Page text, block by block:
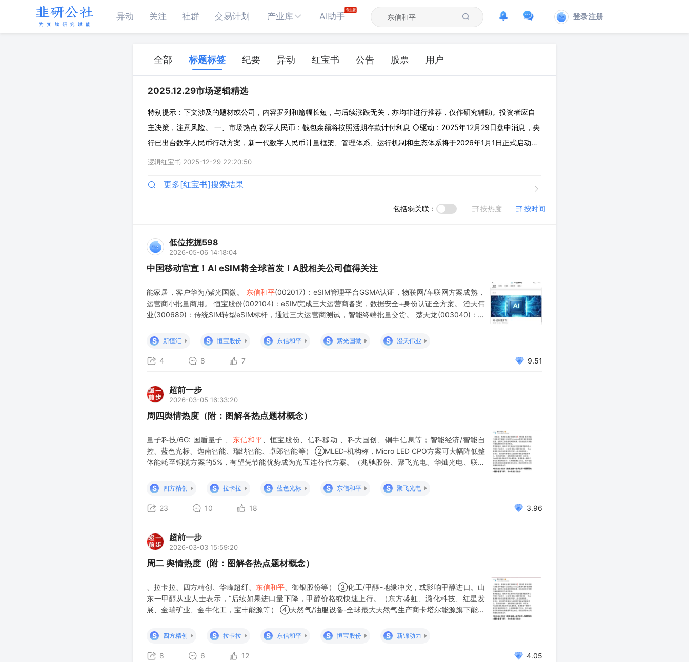
异动 关注 社群 交易计划 产业库 AI助手 登录注册
全部 标题标签 纪要 异动 红宝书 公告 股票 用户
2025.12.29市场逻辑精选
特别提示：下文涉及的题材或公司，内容罗列和篇幅长短，与后续涨跌无关，亦均非进行推荐，仅作研究辅助。投资者应自
主决策，注意风险。 一、市场热点 数字人民币：钱包余额将按照活期存款计付利息 ◇驱动：2025年12月29日盘中消息，央
行已出台数字人民币行动方案，新一代数字人民币计量框架、管理体系、运行机制和生态体系将于2026年1月1日正式启动实
施。 ◇可计利息：据相关媒体消息，根据方案部署，从2026年1月1日起，数字人民币钱包余额将按照活期存款计付利息。
逻辑红宝书 2025-12-29 22:20:50
更多[红宝书]搜索结果
包括弱关联： 按热度 按时间
低位挖掘598
2026-05-06 14:18:04
中国移动官宣！AI eSIM将全球首发！A股相关公司值得关注
能家居，客户华为/紫光国微。 东信和平(002017)：eSIM管理平台GSMA认证，物联网/车联网方案成熟，
运营商小批量商用。 恒宝股份(002104)：eSIM完成三大运营商备案，数据安全+身份认证全方案。 澄天伟
业(300689)：传统SIM转型eSIM标杆，通过三大运营商测试，智能终端批量交货。 楚天龙(003040)：运
S
新恒汇 S 恒宝股份 S 东信和平 S 紫光国微 S 澄天伟业
4 8 7 9.51
超前一步
2026-03-05 16:33:20
周四舆情热度（附：图解各热点题材概念）
量子科技/6G: 国盾量子 、 东信和平 、恒宝股份、信科移动 、科大国创、铜牛信息等；智能经济/智能自
控、蓝色光标、迦南智能、瑞纳智能、卓郎智能等） ②MLED-机构称，Micro LED CPO方案可大幅降低整
体能耗至铜缆方案的5%，有望凭节能优势成为光互连替代方案。（兆驰股份、聚飞光电、华灿光电、联建
将达到12万亿美元，行业
S 四方精创 S 拉卡拉 S 蓝色光标 S 东信和平 S 聚飞光电
23 10 18 3.96
超前一步
2026-03-03 15:59:20
周二 舆情热度（附：图解各热点题材概念）
、拉卡拉、四方精创、华峰超纤、 东信和平 、御银股份等） ③化工/甲醇-地缘冲突，或影响甲醇进口。山
东一甲醇从业人士表示，“后续如果进口量下降，甲醇价格或快速上行。（东方盛虹、潞化科技、红星发
展、金瑞矿业、金牛化工，宝丰能源等） ④天然气/油服设备-全球最大天然气生产商卡塔尔能源旗下能源
（天然气/水发燃气、凯添燃气、首华燃气、洪通燃气、皖
S 四方精创 S 拉卡拉 S 东信和平 S 恒宝股份 S 新锦动力
8 6 12 4.05